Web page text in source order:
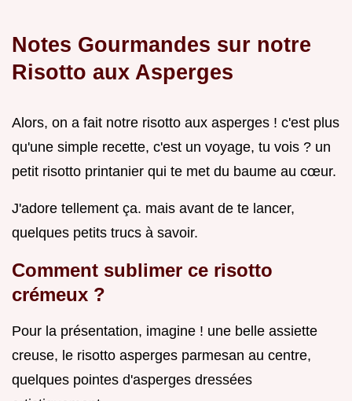
Notes Gourmandes sur notre
Risotto aux Asperges
Alors, on a fait notre risotto aux asperges ! c'est plus
qu'une simple recette, c'est un voyage, tu vois ? un
petit risotto printanier qui te met du baume au cœur.
J'adore tellement ça. mais avant de te lancer,
quelques petits trucs à savoir.
Comment sublimer ce risotto
crémeux ?
Pour la présentation, imagine ! une belle assiette
creuse, le risotto asperges parmesan au centre,
quelques pointes d'asperges dressées